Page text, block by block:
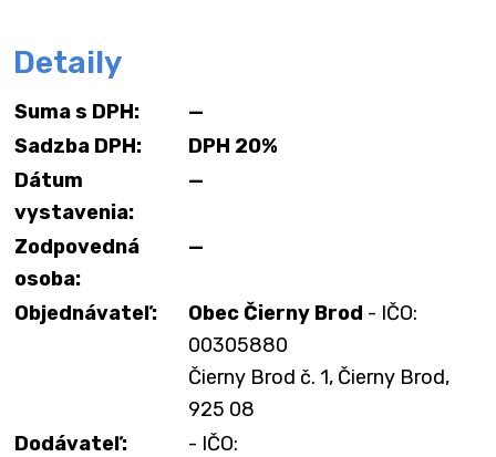
Detaily
Suma s DPH:
—
Sadzba DPH:
DPH 20%
Dátum
vystavenia:
—
Zodpovedná
osoba:
—
Objednávateľ: Obec Čierny Brod - IČO:
00305880
Čierny Brod č. 1, Čierny Brod,
925 08
Dodávateľ:
- IČO: